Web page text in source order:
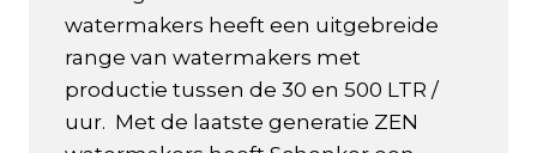
watermakers heeft een uitgebreide
range van watermakers met
productie tussen de 30 en 500 LTR /
uur. Met de laatste generatie ZEN